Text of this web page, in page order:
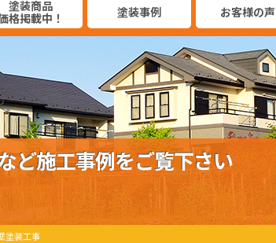
塗装商品
格掲載中！
塗装事例 お客様の声
ど施工事例をご覧下さい
装工事